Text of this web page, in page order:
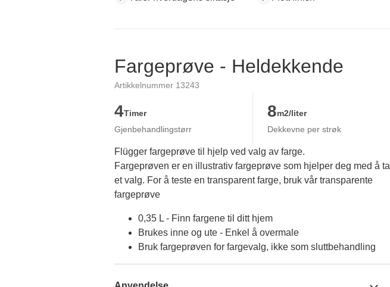
Fargeprøve - Heldekkende
Artikkelnummer 13243
4Timer
Gjenbehandlingstørr
8m2/liter
Dekkevne per strøk
Flügger fargeprøve til hjelp ved valg av farge.
Fargeprøven er en illustrativ fargeprøve som hjelper deg med å ta
et valg. For å teste en transparent farge, bruk vår transparente
fargeprøve
0,35 L - Finn fargene til ditt hjem
Brukes inne og ute - Enkel å overmale
Bruk fargeprøven for fargevalg, ikke som sluttbehandling